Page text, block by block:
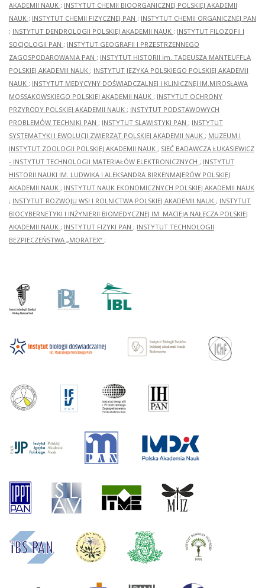
AKADEMII NAUK ; INSTYTUT CHEMII BIOORGANICZNEJ POLSKIEJ AKADEMII
NAUK ; INSTYTUT CHEMII FIZYCZNEJ PAN ; INSTYTUT CHEMII ORGANICZNEJ PAN
; INSTYTUT DENDROLOGII POLSKIEJ AKADEMII NAUK ; INSTYTUT FILOZOFII I
SOCJOLOGII PAN ; INSTYTUT GEOGRAFII I PRZESTRZENNEGO
ZAGOSPODAROWANIA PAN ; INSTYTUT HISTORII im. TADEUSZA MANTEUFFLA
POLSKIEJ AKADEMII NAUK ; INSTYTUT JĘZYKA POLSKIEGO POLSKIEJ AKADEMII
NAUK ; INSTYTUT MEDYCYNY DOŚWIADCZALNEJ I KLINICZNEJ IM.MIROSŁAWA
MOSSAKOWSKIEGO POLSKIEJ AKADEMII NAUK ; INSTYTUT OCHRONY
PRZYRODY POLSKIEJ AKADEMII NAUK ; INSTYTUT PODSTAWOWYCH
PROBLEMÓW TECHNIKI PAN ; INSTYTUT SLAWISTYKI PAN ; INSTYTUT
SYSTEMATYKI I EWOLUCJI ZWIERZĄT POLSKIEJ AKADEMII NAUK ; MUZEUM I
INSTYTUT ZOOLOGII POLSKIEJ AKADEMII NAUK ; SIEĆ BADAWCZA ŁUKASIEWICZ
- INSTYTUT TECHNOLOGII MATERIAŁÓW ELEKTRONICZNYCH ; INSTYTUT
HISTORII NAUKI IM. LUDWIKA I ALEKSANDRA BIRKENMAJERÓW POLSKIEJ
AKADEMII NAUK ; INSTYTUT NAUK EKONOMICZNYCH POLSKIEJ AKADEMII NAUK
; INSTYTUT ROZWOJU WSI I ROLNICTWA POLSKIEJ AKADEMII NAUK ; INSTYTUT
BIOCYBERNETYKI I INŻYNIERII BIOMEDYCZNEJ IM. MACIEJA NAŁĘCZA POLSKIEJ
AKADEMII NAUK ; INSTYTUT FIZYKI PAN ; INSTYTUT TECHNOLOGII
BEZPIECZEŃSTWA „MORATEX” ;